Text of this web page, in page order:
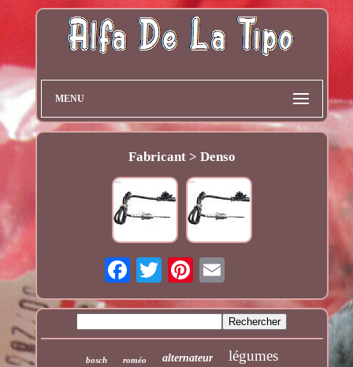
MENU
Fabricant > Denso
bosch roméo alternateur légumes